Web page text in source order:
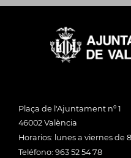
Plaça de l'Ajuntament nº 1
46002 València
Horarios: lunes a viernes de
Teléfono: 963 52 54 78